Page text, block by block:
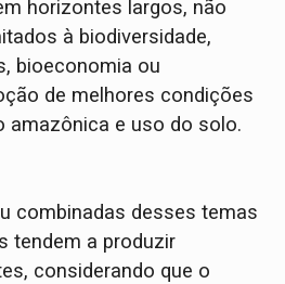
horizontes largos, não
à biodiversidade,
bioeconomia ou
de melhores condições
amazônica e uso do solo.
combinadas desses temas
tendem a produzir
considerando que o